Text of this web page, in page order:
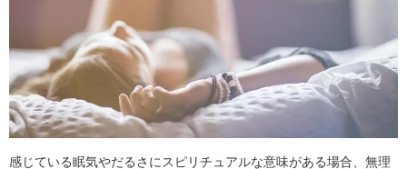
感じている眠気やだるさにスピリチュアルな意味がある場合、無理